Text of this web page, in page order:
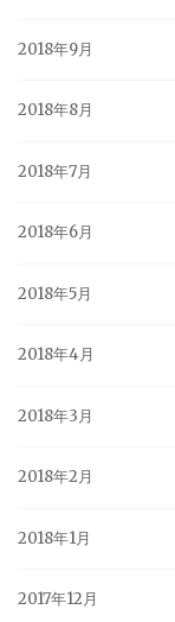
2018年9月
2018年8月
2018年7月
2018年6月
2018年5月
2018年4月
2018年3月
2018年2月
2018年1月
2017年12月